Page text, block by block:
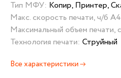
Тип МФУ: Копир, Принтер,
Макс. скорость печати, ч/б
Максимальный объем печати,
Технология печати: Струйный
Все характеристики